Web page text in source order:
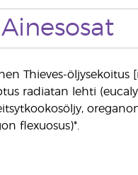
Ainesosat
Thieves-
radiatan lehti
flexuosus)*.